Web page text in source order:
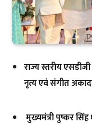
राज्य स्तरीय
नृत्य एवं संगीत
मुख्यमंत्री पुष्कर सिंह